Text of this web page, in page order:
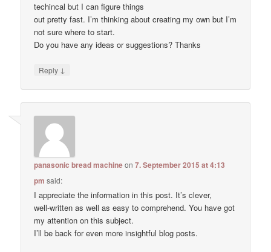
techincal but I can figure things
out pretty fast. I’m thinking about creating my own but I’m
not sure where to start.
Do you have any ideas or suggestions? Thanks
Reply ↓
panasonic bread machineon7. September 2015 at 4:13
pm said:
I appreciate the information in this post. It’s clever,
well-written as well as easy to comprehend. You have got
my attention on this subject.
I’ll be back for even more insightful blog posts.